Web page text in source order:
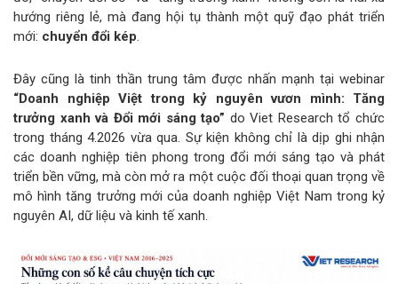
hướng riêng lẻ, mà đang hội tụ thành một quỹ đạo phát triển
mới: chuyển đổi kép.
Đây cũng là tinh thần trung tâm được nhấn mạnh tại webinar
“Doanh nghiệp Việt trong kỷ nguyên vươn mình: Tăng
trưởng xanh và Đổi mới sáng tạo” do Viet Research tổ chức
trong tháng 4.2026 vừa qua. Sự kiện không chỉ là dịp ghi nhận
các doanh nghiệp tiên phong trong đổi mới sáng tạo và phát
triển bền vững, mà còn mở ra một cuộc đối thoại quan trọng về
mô hình tăng trưởng mới của doanh nghiệp Việt Nam trong kỷ
nguyên AI, dữ liệu và kinh tế xanh.